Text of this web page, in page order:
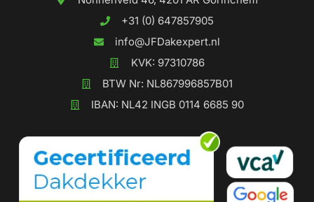
+31 (0) 647857905
info@JFDakexpert.nl
KVK: 97310786
BTW Nr: NL867996857B01
IBAN: NL42 INGB 0114 6685 90